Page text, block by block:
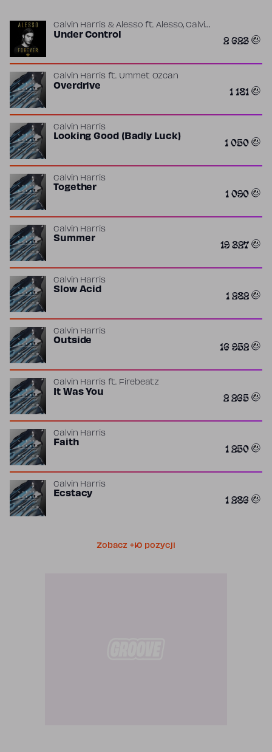
Calvin Harris & Alessoft.Alesso,Calvin
Harris,Theo Hutchcraft
Under Control 2 623
Calvin Harrisft. Ummet Ozcan
Overdrive 1 181
Calvin Harris
Looking Good (Badly Luck) 1 050
Calvin Harris
Together 1 090
Calvin Harris
Summer 19 327
Calvin Harris
Slow Acid 1 282
Calvin Harris
Outside 16 952
Calvin Harrisft. Firebeatz
It Was You 2 265
Calvin Harris
Faith 1 250
Calvin Harris
Ecstacy 1 286
Zobacz +10 pozycji